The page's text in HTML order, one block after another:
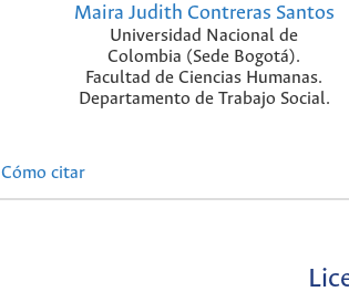
Maira Judith Contreras Santos
Universidad Nacional de
Colombia (Sede Bogotá).
Facultad de Ciencias Humanas.
Departamento de Trabajo Social.
Cómo citar